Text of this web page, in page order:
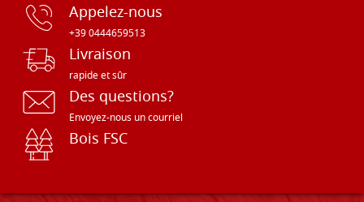
Appelez-nous
+39 0444659513
Livraison
rapide et sûr
Des questions?
Envoyez-nous un courriel
Bois FSC